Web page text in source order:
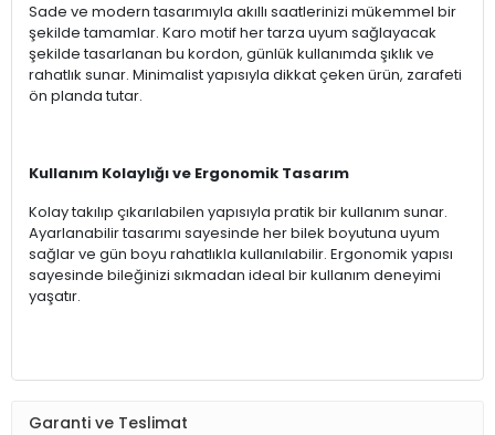
Sade ve modern tasarımıyla akıllı saatlerinizi mükemmel bir
şekilde tamamlar. Karo motif her tarza uyum sağlayacak
şekilde tasarlanan bu kordon, günlük kullanımda şıklık ve
rahatlık sunar. Minimalist yapısıyla dikkat çeken ürün, zarafeti
ön planda tutar.
Kullanım Kolaylığı ve Ergonomik Tasarım
Kolay takılıp çıkarılabilen yapısıyla pratik bir kullanım sunar.
Ayarlanabilir tasarımı sayesinde her bilek boyutuna uyum
sağlar ve gün boyu rahatlıkla kullanılabilir. Ergonomik yapısı
sayesinde bileğinizi sıkmadan ideal bir kullanım deneyimi
yaşatır.
Garanti ve Teslimat